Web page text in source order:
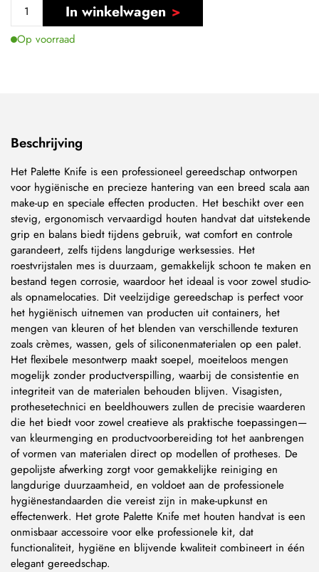
In winkelwagen
Op voorraad
Beschrijving
Het Palette Knife is een professioneel gereedschap ontworpen
voor hygiënische en precieze hantering van een breed scala aan
make-up en speciale effecten producten. Het beschikt over een
stevig, ergonomisch vervaardigd houten handvat dat uitstekende
grip en balans biedt tijdens gebruik, wat comfort en controle
garandeert, zelfs tijdens langdurige werksessies. Het
roestvrijstalen mes is duurzaam, gemakkelijk schoon te maken en
bestand tegen corrosie, waardoor het ideaal is voor zowel studio-
als opnamelocaties. Dit veelzijdige gereedschap is perfect voor
het hygiënisch uitnemen van producten uit containers, het
mengen van kleuren of het blenden van verschillende texturen
zoals crèmes, wassen, gels of siliconenmaterialen op een palet.
Het flexibele mesontwerp maakt soepel, moeiteloos mengen
mogelijk zonder productverspilling, waarbij de consistentie en
integriteit van de materialen behouden blijven. Visagisten,
prothesetechnici en beeldhouwers zullen de precisie waarderen
die het biedt voor zowel creatieve als praktische toepassingen—
van kleurmenging en productvoorbereiding tot het aanbrengen
of vormen van materialen direct op modellen of protheses. De
gepolijste afwerking zorgt voor gemakkelijke reiniging en
langdurige duurzaamheid, en voldoet aan de professionele
hygiënestandaarden die vereist zijn in make-upkunst en
effectenwerk. Het grote Palette Knife met houten handvat is een
onmisbaar accessoire voor elke professionele kit, dat
functionaliteit, hygiëne en blijvende kwaliteit combineert in één
elegant gereedschap.